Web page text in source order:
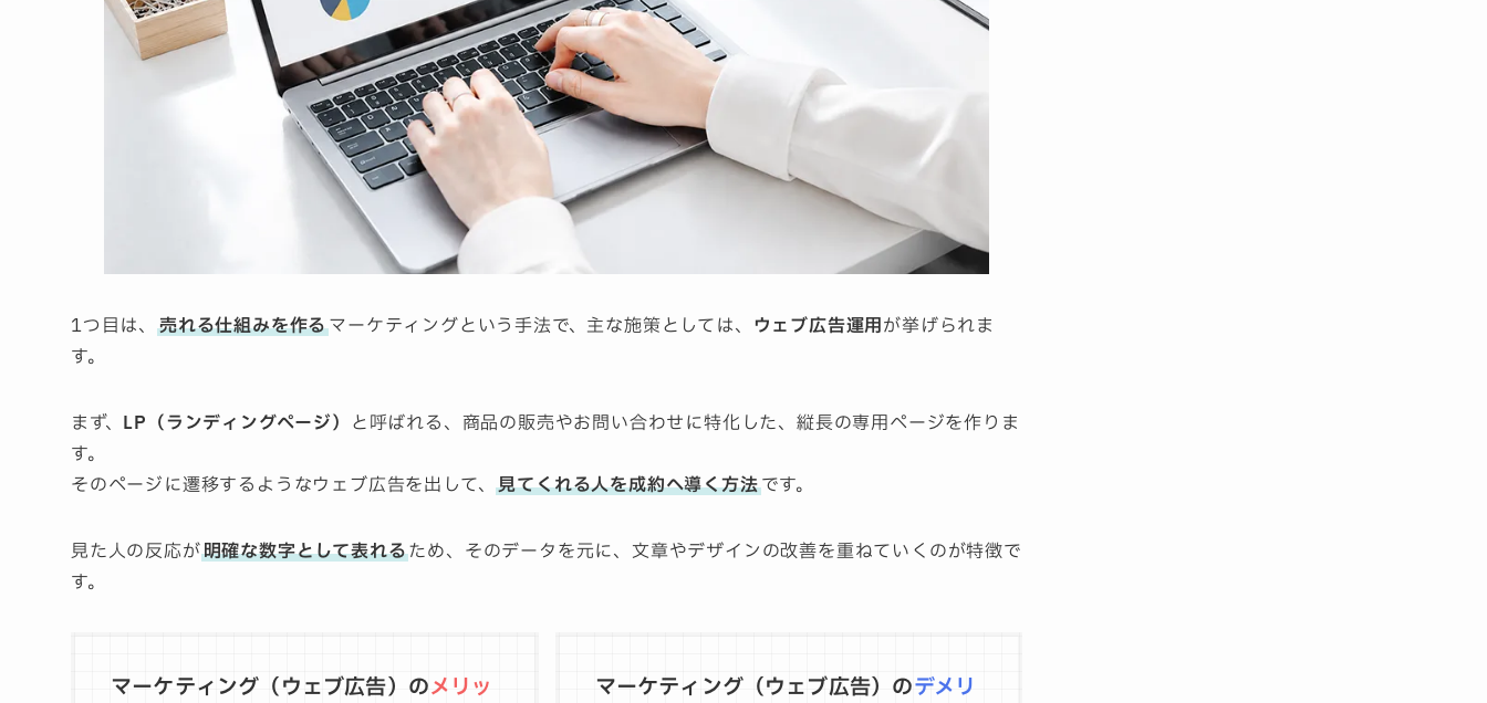
1つ目は、 売れる仕組みを作るマーケティングという手法で、主な施策としては、 ウェブ広告運用 が挙げられま
す。
まず、 LP（ランディングページ）
と呼ばれる、商品の販売やお問い合わせに特化した、縦長の専用ページを作りま
す。
そのページに遷移するようなウェブ広告を出して、見てくれる人を成約へ導く方法です。
見た人の反応が明確な数字として表れるため、そのデータを元に、文章やデザインの改善を重ねていくのが特徴で
す。
マーケティング（ウェブ広告）の メリッ
マーケティング（ウェブ広告）のデメリ